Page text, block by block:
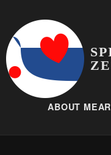
ABOUT ME